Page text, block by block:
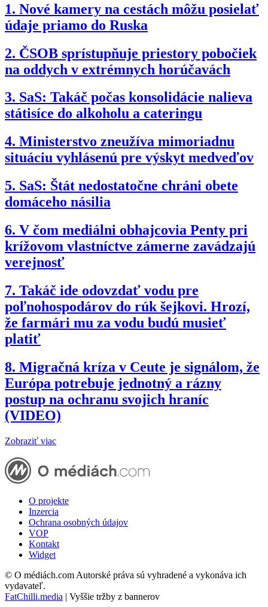
1. Nové kamery na cestách môžu posielať
údaje priamo do Ruska
2. ČSOB sprístupňuje priestory pobočiek
na oddych v extrémnych horúčavách
3. SaS: Takáč počas konsolidácie nalieva
státisíce do alkoholu a cateringu
4. Ministerstvo zneužíva mimoriadnu
situáciu vyhlásenú pre výskyt medveďov
5. SaS: Štát nedostatočne chráni obete
domáceho násilia
6. V čom mediálni obhajcovia Penty pri
krížovom vlastníctve zámerne zavádzajú
verejnosť
7. Takáč ide odovzdať vodu pre
poľnohospodárov do rúk šejkovi. Hrozí,
že farmári mu za vodu budú musieť
platiť
8. Migračná kríza v Ceute je signálom, že
Európa potrebuje jednotný a rázny
postup na ochranu svojich hraníc
(VIDEO)
Zobraziť viac
O projekte
Inzercia
Ochrana osobných údajov
VOP
Kontakt
Widget
© O médiách.com Autorské práva sú vyhradené a vykonáva ich
vydavateľ.
FatChilli.media | Vyššie tržby z bannerov